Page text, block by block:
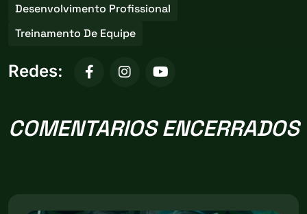
Desenvolvimento Profissional
Treinamento De Equipe
Redes:
COMENTARIOS ENCERRADOS